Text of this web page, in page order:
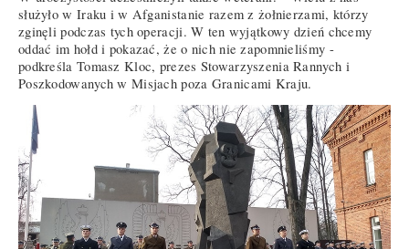
służyło w Iraku i w Afganistanie razem z żołnierzami, którzy
zginęli podczas tych operacji. W ten wyjątkowy dzień chcemy
oddać im hołd i pokazać, że o nich nie zapomnieliśmy -
podkreśla Tomasz Kloc, prezes Stowarzyszenia Rannych i
Poszkodowanych w Misjach poza Granicami Kraju.